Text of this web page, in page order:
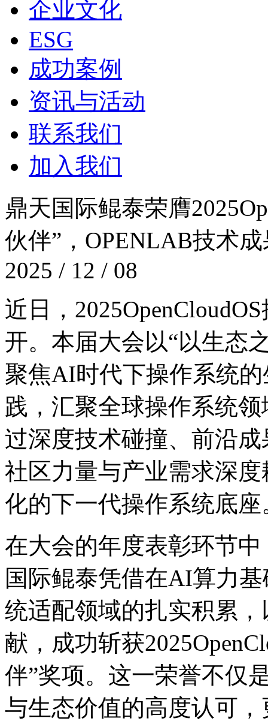
企业文化
ESG
成功案例
资讯与活动
联系我们
加入我们
鼎天国际鲲泰荣膺
伙伴”，OPENLAB技术
2025 / 12 / 08
近日，
开。本届大会以“以生态之
聚焦AI时代下操作系统的
践，汇聚全球操作系统
过深度技术碰撞、前沿
社区力量与产业需求深度耦
化的下一代操作系统底座
在大会的年度表彰环节中
国际鲲泰凭借在AI算力基
统适配领域的扎实积累
献，成功斩获
伴”奖项。这一荣誉不仅
与生态价值的高度认可